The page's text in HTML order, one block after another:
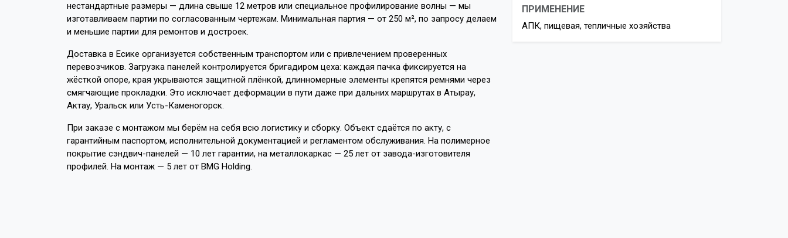
нестандартные размеры — длина свыше 12 метров или специальное профилирование волны — мы
изготавливаем партии по согласованным чертежам. Минимальная партия — от 250 м², по запросу делаем
и меньшие партии для ремонтов и достроек.
Доставка в Есике организуется собственным транспортом или с привлечением проверенных
перевозчиков. Загрузка панелей контролируется бригадиром цеха: каждая пачка фиксируется на
жёсткой опоре, края укрываются защитной плёнкой, длинномерные элементы крепятся ремнями через
смягчающие прокладки. Это исключает деформации в пути даже при дальних маршрутах в Атырау,
Актау, Уральск или Усть-Каменогорск.
При заказе с монтажом мы берём на себя всю логистику и сборку. Объект сдаётся по акту, с
гарантийным паспортом, исполнительной документацией и регламентом обслуживания. На полимерное
покрытие сэндвич-панелей — 10 лет гарантии, на металлокаркас — 25 лет от завода-изготовителя
профилей. На монтаж — 5 лет от BMG Holding.
ПРИМЕНЕНИЕ
АПК, пищевая, тепличные хозяйства